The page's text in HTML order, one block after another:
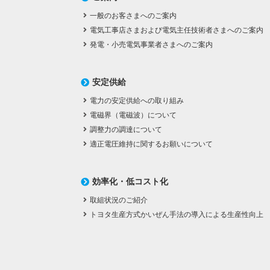
一般のお客さまへのご案内
電気工事店さまおよび電気主任技術者さまへのご案内
発電・小売電気事業者さまへのご案内
安定供給
電力の安定供給への取り組み
電磁界（電磁波）について
調整力の調達について
適正電圧維持に関するお願いについて
効率化・低コスト化
取組状況のご紹介
トヨタ生産方式かいぜん手法の導入による生産性向上